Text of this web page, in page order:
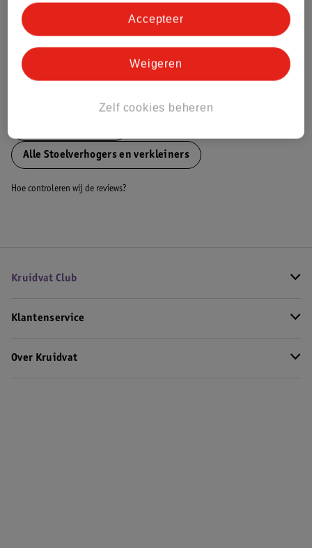
Bestel & Bezorginformatie
Alle Stoelverhogers en verkleiners
Hoe controleren wij de reviews?
Kruidvat Club
Klantenservice
Over Kruidvat
Zelf cookies beheren
Weigeren
Accepteer